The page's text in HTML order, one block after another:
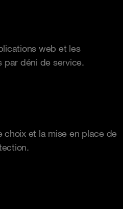
web et les
par déni de service.
choix et la mise en place de